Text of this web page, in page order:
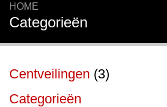
HOME
Categorieën
Categorieën
Centveilingen (3)